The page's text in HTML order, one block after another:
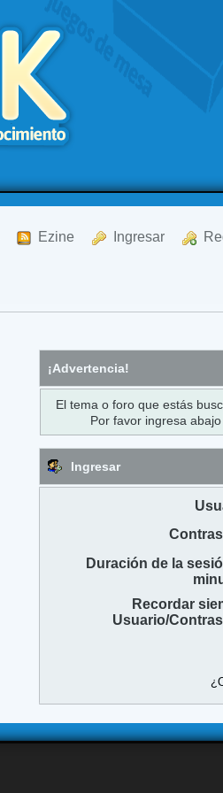
Ezine Ingresar
¡Advertencia!
El tema o foro que estás
Por favor ingresa
Ingresar
Duración de la
Recordar
Usuario/